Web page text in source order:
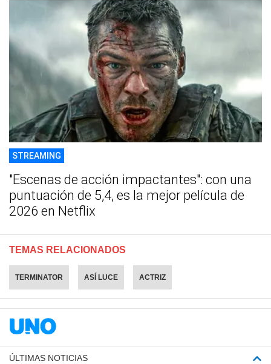
STREAMING
"Escenas de acción impactantes": con una
puntuación de 5,4, es la mejor película de
2026 en Netflix
TEMAS RELACIONADOS
TERMINATOR ASÍ LUCE ACTRIZ
ÚLTIMAS NOTICIAS